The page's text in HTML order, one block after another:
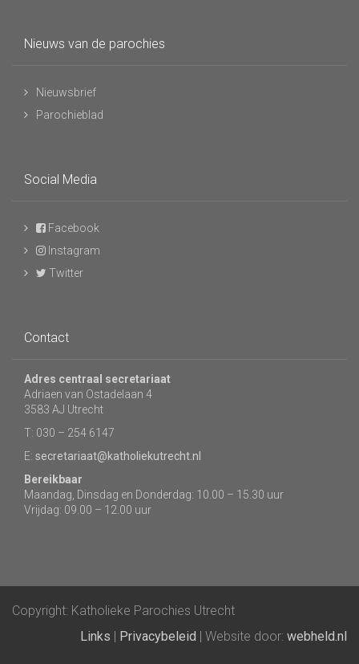
Nieuws van de parochies
Nieuwsbrief
Parochieblad
Social Media
Facebook
Instagram
Twitter
Contact
Adres centraal secretariaat
Adriaen van Ostadelaan 4
3583 AJ Utrecht
T: 030 – 254 6147
E: secretariaat@katholiekutrecht.nl
Bereikbaar
Maandag, Dinsdag en Donderdag: 10.00 – 15.30 uur
Vrijdag: 09.00 – 12.00 uur
Copyright: Katholieke Parochies Utrecht
Links | Privacybeleid | Website door: webheld.nl